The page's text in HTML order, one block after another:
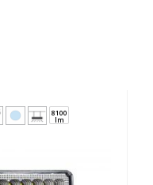
3900
lm